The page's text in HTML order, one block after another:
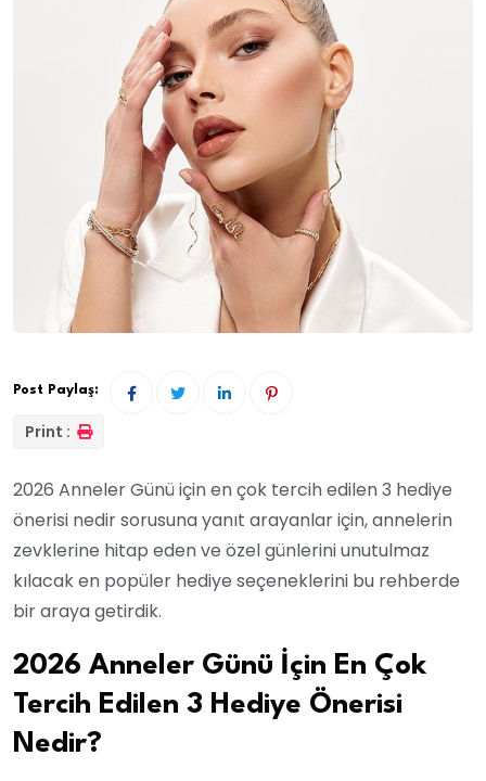
Post Paylaş:
Print :
2026 Anneler Günü için en çok tercih edilen 3 hediye
önerisi nedir sorusuna yanıt arayanlar için, annelerin
zevklerine hitap eden ve özel günlerini unutulmaz
kılacak en popüler hediye seçeneklerini bu rehberde
bir araya getirdik.
2026 Anneler Günü İçin En Çok
Tercih Edilen 3 Hediye Önerisi
Nedir?